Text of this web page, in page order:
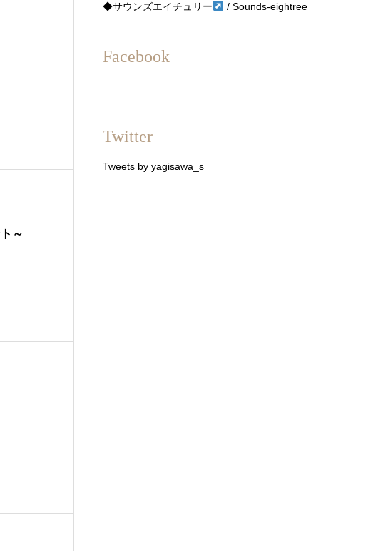
～
◆サウンズエイチュリー / Sounds-eightree
Facebook
Twitter
Tweets by yagisawa_s